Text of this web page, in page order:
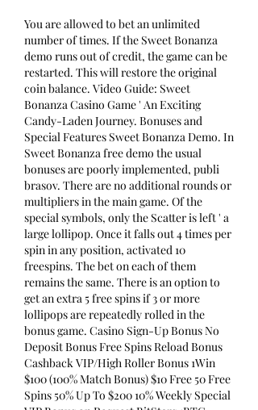
You are allowed to bet an unlimited
number of times. If the Sweet Bonanza
demo runs out of credit, the game can be
restarted. This will restore the original
coin balance. Video Guide: Sweet
Bonanza Casino Game ' An Exciting
Candy-Laden Journey. Bonuses and
Special Features Sweet Bonanza Demo. In
Sweet Bonanza free demo the usual
bonuses are poorly implemented, publi
brasov. There are no additional rounds or
multipliers in the main game. Of the
special symbols, only the Scatter is left ' a
large lollipop. Once it falls out 4 times per
spin in any position, activated 10
freespins. The bet on each of them
remains the same. There is an option to
get an extra 5 free spins if 3 or more
lollipops are repeatedly rolled in the
bonus game. Casino Sign-Up Bonus No
Deposit Bonus Free Spins Reload Bonus
Cashback VIP/High Roller Bonus 1Win
$100 (100% Match Bonus) $10 Free 50 Free
Spins 50% Up To $200 10% Weekly Special